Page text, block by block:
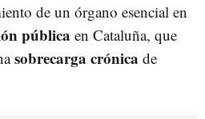
de un órgano esencial en
pública en Cataluña, que
sobrecarga crónica de